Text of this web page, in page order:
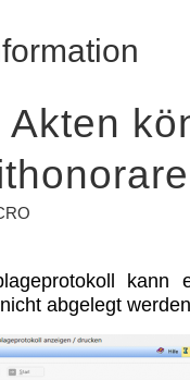
Akten
kann
abgelegt